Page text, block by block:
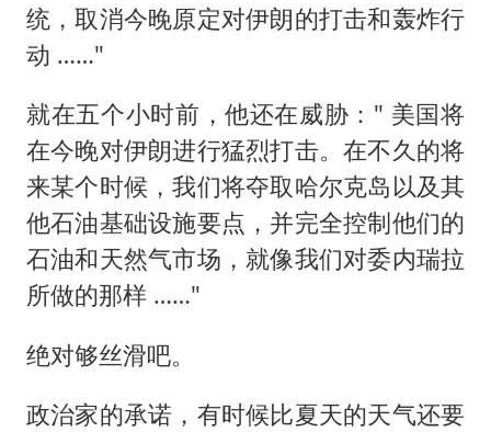
统，取消今晚原定对伊朗的打击和轰炸行
动 ……"
就在五个小时前，他还在威胁：" 美国将
在今晚对伊朗进行猛烈打击。在不久的将
来某个时候，我们将夺取哈尔克岛以及其
他石油基础设施要点，并完全控制他们的
石油和天然气市场，就像我们对委内瑞拉
所做的那样 ……"
绝对够丝滑吧。
政治家的承诺，有时候比夏天的天气还要